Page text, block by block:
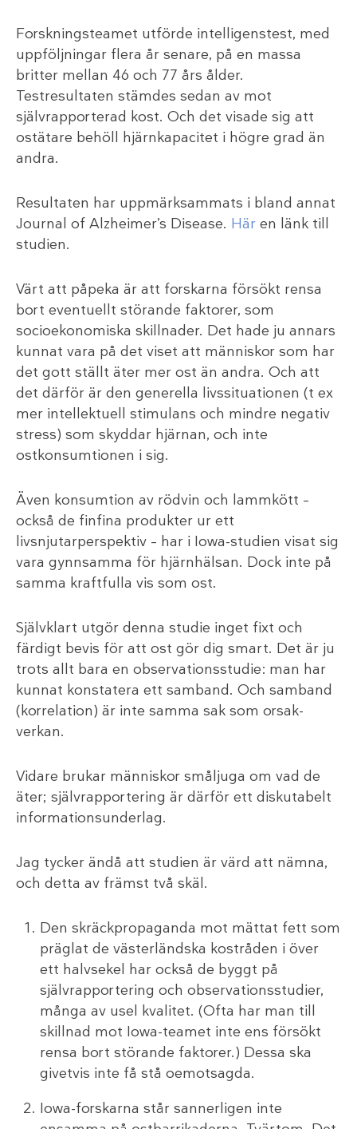
Forskningsteamet utförde intelligenstest, med
uppföljningar flera år senare, på en massa
britter mellan 46 och 77 års ålder.
Testresultaten stämdes sedan av mot
självrapporterad kost. Och det visade sig att
ostätare behöll hjärnkapacitet i högre grad än
andra.
Resultaten har uppmärksammats i bland annat
Journal of Alzheimer’s Disease. Här en länk till
studien.
Värt att påpeka är att forskarna försökt rensa
bort eventuellt störande faktorer, som
socioekonomiska skillnader. Det hade ju annars
kunnat vara på det viset att människor som har
det gott ställt äter mer ost än andra. Och att
det därför är den generella livssituationen (t ex
mer intellektuell stimulans och mindre negativ
stress) som skyddar hjärnan, och inte
ostkonsumtionen i sig.
Även konsumtion av rödvin och lammkött –
också de finfina produkter ur ett
livsnjutarperspektiv – har i Iowa-studien visat sig
vara gynnsamma för hjärnhälsan. Dock inte på
samma kraftfulla vis som ost.
Självklart utgör denna studie inget fixt och
färdigt bevis för att ost gör dig smart. Det är ju
trots allt bara en observationsstudie: man har
kunnat konstatera ett samband. Och samband
(korrelation) är inte samma sak som orsak-
verkan.
Vidare brukar människor småljuga om vad de
äter; självrapportering är därför ett diskutabelt
informationsunderlag.
Jag tycker ändå att studien är värd att nämna,
och detta av främst två skäl.
Den skräckpropaganda mot mättat fett som
präglat de västerländska kostråden i över
ett halvsekel har också de byggt på
självrapportering och observationsstudier,
många av usel kvalitet. (Ofta har man till
skillnad mot Iowa-teamet inte ens försökt
rensa bort störande faktorer.) Dessa ska
givetvis inte få stå oemotsagda.
Iowa-forskarna står sannerligen inte